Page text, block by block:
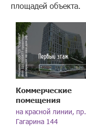
площадей объекта.
Коммерческие
помещения
на красной линии, пр.
Гагарина 144